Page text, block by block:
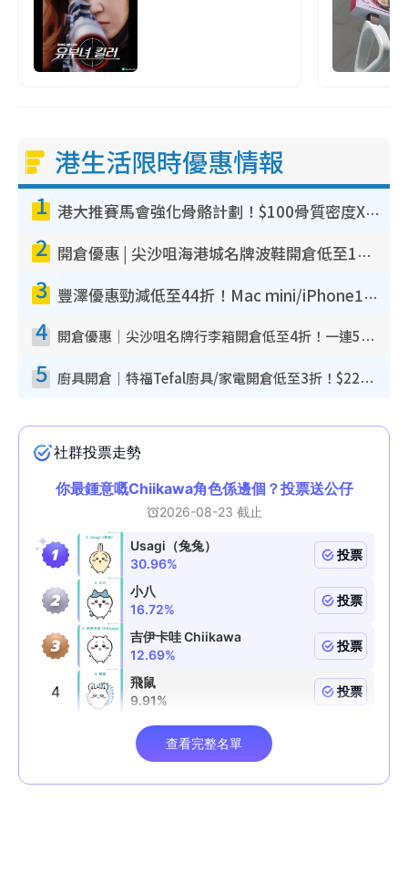
港生活限時優惠情報
1 港大推賽馬會強化骨骼計劃！$100骨質密度X光檢查 完成免費運動訓練送超市禮券！附參加資格
2 開倉優惠 | 尖沙咀海港城名牌波鞋開倉低至1折！On鞋$899起／Joy&Peace鞋履$98起
3 豐澤優惠勁減低至44折！Mac mini/iPhone17Pro大減價！廚房家電$220起
4 開倉優惠｜尖沙咀名牌行李箱開倉低至4折！一連5日 American Tourister/ace./Hallmark $200起！
5 廚具開倉｜特福Tefal廚具/家電開倉低至3折！$220起買平底鍋/炒鑊/湯煲！電飯煲/吸塵機/燙斗$418起